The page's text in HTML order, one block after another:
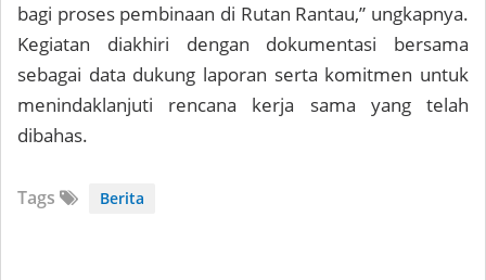
bagi proses pembinaan di Rutan Rantau,” ungkapnya.
Kegiatan diakhiri dengan dokumentasi bersama
sebagai data dukung laporan serta komitmen untuk
menindaklanjuti rencana kerja sama yang telah
dibahas.
Tags Berita